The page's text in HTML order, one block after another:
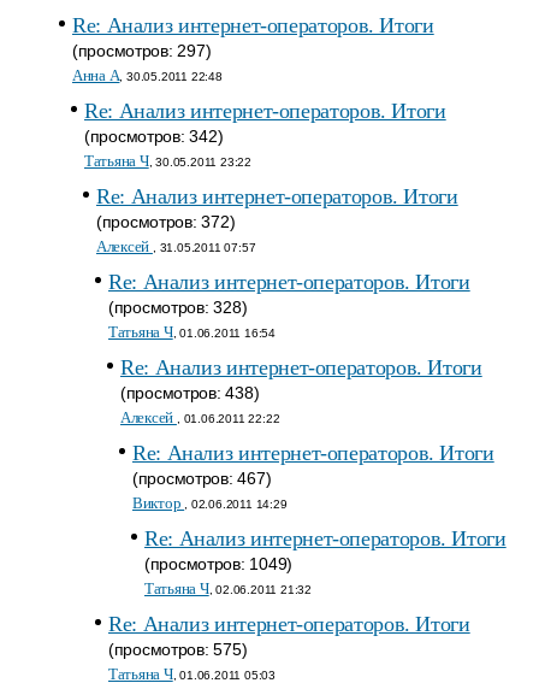
Re: Анализ интернет-операторов. Итоги
(просмотров: 297)
Анна A , 30.05.2011 22:48
Re: Анализ интернет-операторов. Итоги
(просмотров: 342)
Татьяна Ч , 30.05.2011 23:22
Re: Анализ интернет-операторов. Итоги
(просмотров: 372)
Алексей , 31.05.2011 07:57
Re: Анализ интернет-операторов. Итоги
(просмотров: 328)
Татьяна Ч , 01.06.2011 16:54
Re: Анализ интернет-операторов. Итоги
(просмотров: 438)
Алексей , 01.06.2011 22:22
Re: Анализ интернет-операторов. Итоги
(просмотров: 467)
Виктор , 02.06.2011 14:29
Re: Анализ интернет-операторов. Итоги
(просмотров: 1049)
Татьяна Ч , 02.06.2011 21:32
Re: Анализ интернет-операторов. Итоги
(просмотров: 575)
Татьяна Ч , 01.06.2011 05:03